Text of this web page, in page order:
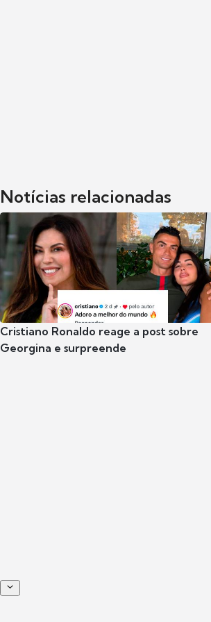
Notícias relacionadas
Cristiano Ronaldo reage a post sobre
Georgina e surpreende